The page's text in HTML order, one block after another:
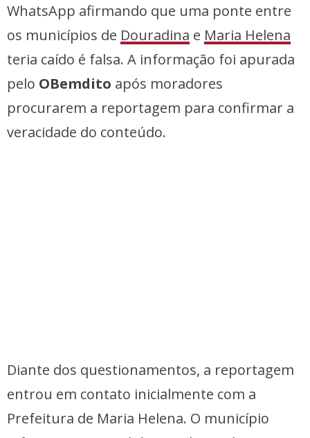
WhatsApp afirmando que uma ponte entre
os municípios de Douradina e Maria Helena
teria caído é falsa. A informação foi apurada
pelo OBemdito após moradores
procurarem a reportagem para confirmar a
veracidade do conteúdo.
Diante dos questionamentos, a reportagem
entrou em contato inicialmente com a
Prefeitura de Maria Helena. O município